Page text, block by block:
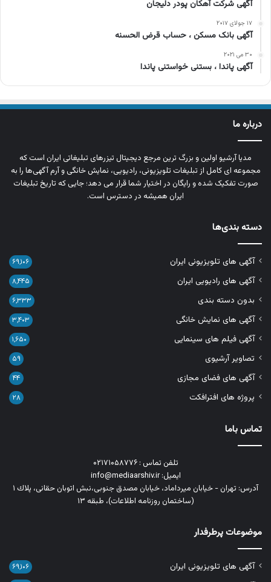
آگهی شرکت آهکان پودر دلیجان
۱۷ جولای ۲۰۱۷
آگهی بانک مسکن ، حساب قرض الحسنه
۳۰ می ۲۰۲۱
آگهی پاندا ، بستنی خواستنی پاندا
درباره ما
مدیا آرشیو اولین و بزرگ‌ ترین مرجع دیجیتال تیزرهای تبلیغاتی ایران است که
مجموعه‌ ای کامل از تبلیغات تلویزیونی، رادیویی، نمایش خانگی و آرم‌ آگهی‌ها را به‌
صورت تفکیک‌ شده و رایگان در اختیار شما قرار می‌ دهد؛ جایی که تاریخ تبلیغات
ایران همیشه در دسترس است.
دسته بندی‌ها
آگهی های تلویزیونی ایران ۶۹,۱۰۶
آگهی های رادیویی ایران ۸,۴۴۵
بدون دسته بندی ۶,۳۳۳
آگهی های نمایش خانگی ۳,۴۰۳
آگهی فیلم های سینمایی ۱,۶۵۰
تصاویر آرشیوی ۵۹
آگهی های فضای مجازی ۴۴
پروژه های افترافکت ۲۸
تماس باما
تلفن تماس : ۰۲۱۷۱۰۵۸۷۷۶
ایمیل: info@mediaarshiv.ir
آدرس: تهران - خیابان میرداماد، خیابان مصدق جنوبی،نبش اتوبان حقانی، پلاك ١
(ساختمان روزنامه اطلاعات)، طبقه ۱۳
موضوعات پرطرفدار
آگهی های تلویزیونی ایران ۶۹,۱۰۶